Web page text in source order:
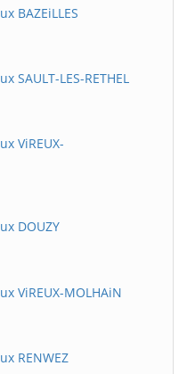
BAZEiLLES
LES-RETHEL
ViREUX-
DOUZY
ViREUX-MOLHAiN
RENWEZ